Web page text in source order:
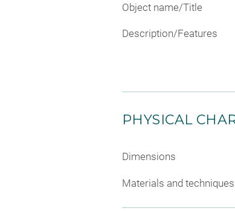
Object name/Title
Description/Features
PHYSICAL
Dimensions
Materials and techniques